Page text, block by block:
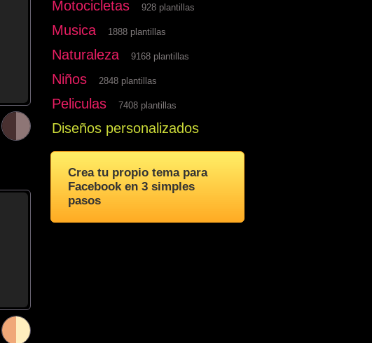
Motocicletas 928 plantillas
Musica 1888 plantillas
Naturaleza 9168 plantillas
Niños 2848 plantillas
Peliculas 7408 plantillas
Diseños personalizados
Crea tu propio tema para
Facebook en 3 simples
pasos